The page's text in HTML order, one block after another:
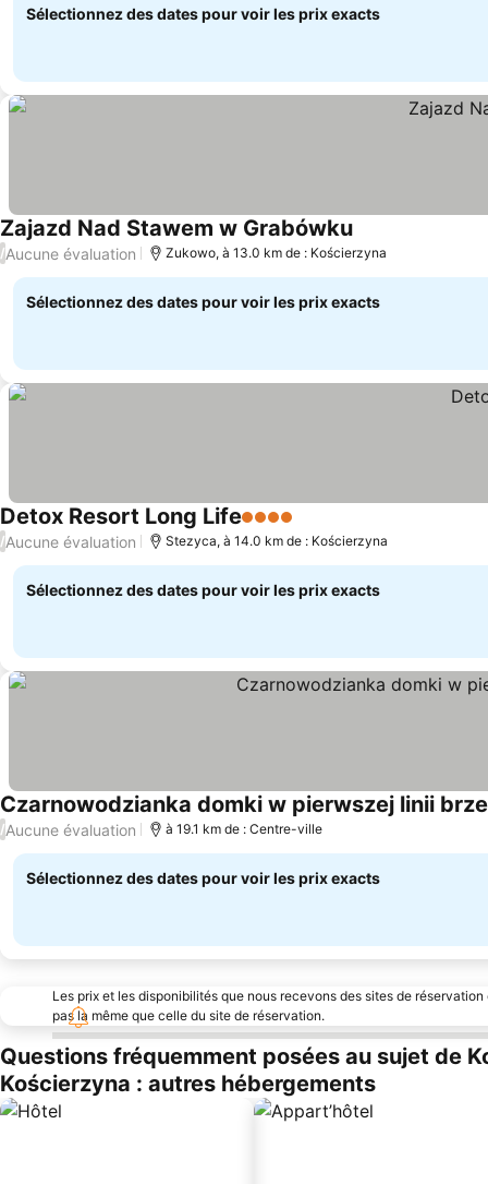
Sélectionnez des dates pour voir les prix exacts
Zajazd Nad Stawem w GrabówkuConsulter les
/Aucune évaluation Zukowo, à 13.0 km de : Kościerzyna
Sélectionnez des dates pour voir les prix exacts
Detox Resort Long Life4 Étoiles
/Aucune évaluation Stezyca, à 14.0 km de : Kościerzyna
Sélectionnez des dates pour voir les prix exacts
Czarnowodzianka domki w pierwszej linii
/Aucune évaluation à 19.1 km de : Centre-ville
Sélectionnez des dates pour voir les prix exacts
Les prix et les disponibilités que nous recevons des sites de
pas la même que celle du site de réservation.
Questions fréquemment posées au sujet de
Kościerzyna : autres hébergements